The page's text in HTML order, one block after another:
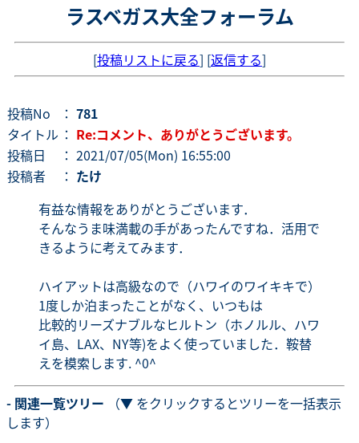
ラスベガス大全フォーラム
[投稿リストに戻る] [返信する]
投稿No ： 781
タイトル ： Re:コメント、ありがとうございます。
投稿日
： 2021/07/05(Mon) 16:55:00
投稿者
： たけ
有益な情報をありがとうございます．
そんなうま味満載の手があったんですね．活用で
きるように考えてみます．
ハイアットは高級なので（ハワイのワイキキで）
1度しか泊まったことがなく、いつもは
比較的リーズナブルなヒルトン（ホノルル、ハワ
イ島、LAX、NY等)をよく使っていました．鞍替
えを模索します. ^0^
- 関連一覧ツリー （▼ をクリックするとツリーを一括表示
します）